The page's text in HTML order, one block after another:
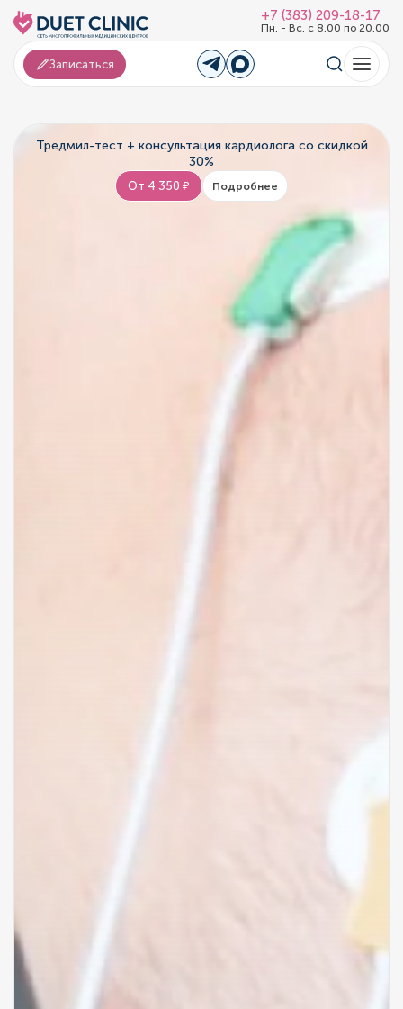
+7 (383) 209-18-17
Пн. - Вс. с 8.00 по 20.00
Записаться
Тредмил-тест + консультация кардиолога со скидкой
30%
От 4 350 ₽ Подробнее